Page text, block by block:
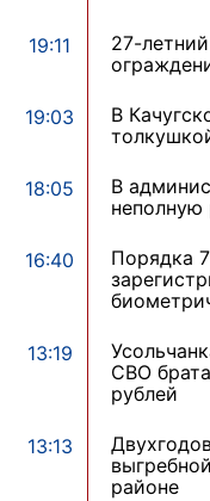
19:11
27-
19:03
В
18:05
В
16:40
Порядка
13:19
СВО
рублей
13:13
районе